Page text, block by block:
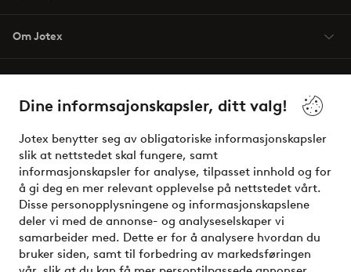
Dine informsajonskapsler, ditt valg!
Jotex benytter seg av obligatoriske informasjonskapsler
slik at nettstedet skal fungere, samt
informasjonskapsler for analyse, tilpasset innhold og for
å gi deg en mer relevant opplevelse på nettstedet vårt.
Disse personopplysningene og informasjonskapslene
deler vi med de annonse- og analyseselskaper vi
samarbeider med. Dette er for å analysere hvordan du
bruker siden, samt til forbedring av markedsføringen
Om Jotex
Venner
Sikre betalinger - Betal direkte eller del opp
Vil du vite mer om våre betalingsalternativer?